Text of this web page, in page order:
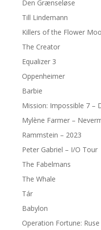
Den Grænseløse
Till Lindemann
Killers of the Flower
The Creator
Equalizer 3
Oppenheimer
Barbie
Mission: Impossible 7 –
Mylène Farmer –
Rammstein – 2023
Peter Gabriel – I/O Tour
The Fabelmans
The Whale
Tár
Babylon
Operation Fortune: